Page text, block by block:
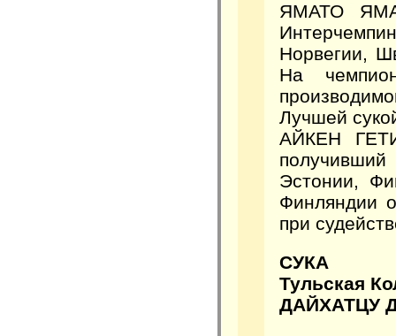
ЯМАТО
Норвегии,
На
Лучшей
АЙКЕН
Эстонии,
Финляндии
при
СУКА
Тульская
ДАЙХАТЦУ